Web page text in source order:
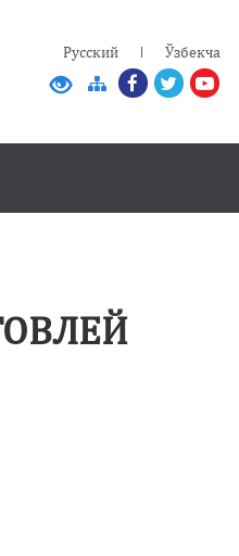
Русский Ўзбекча